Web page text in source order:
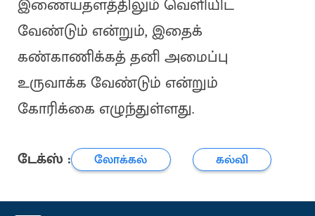
இணையதளத்திலும் வெளியிட
வேண்டும் என்றும், இதைக்
கண்காணிக்கத் தனி அமைப்பு
உருவாக்க வேண்டும் என்றும்
கோரிக்கை எழுந்துள்ளது.
டேக்ஸ் : லோக்கல் கல்வி